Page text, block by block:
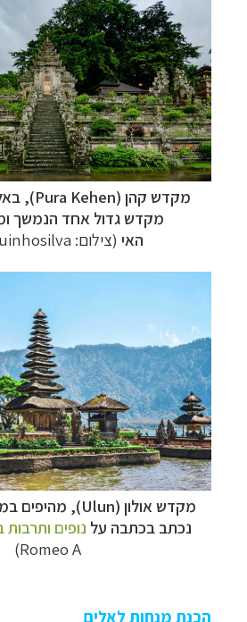
מקדש קהן (Pura Kehen
),
מקדש גדול אחד הנמשך
האי (צילום:
מקדש אולון (Ulun), מהיפים
נכתב בכתבה על נופים ותרבות
Romeo A)
הכנת מנחות לאלים